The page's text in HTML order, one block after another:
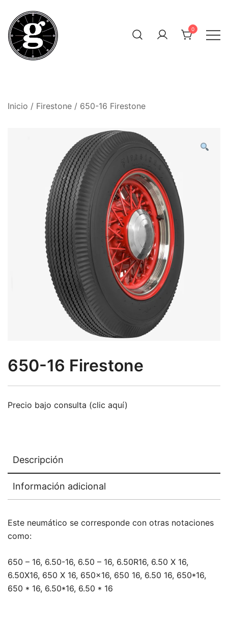
contenido
0
Inicio / Firestone / 650-16 Firestone
650-16 Firestone
Precio bajo consulta (clic aquí)
Descripción
Información adicional
Este neumático se corresponde con otras notaciones
como:
650 – 16, 6.50-16, 6.50 – 16, 6.50R16, 6.50 X 16,
6.50X16, 650 X 16, 650×16, 650 16, 6.50 16, 650*16,
650 * 16, 6.50*16, 6.50 * 16